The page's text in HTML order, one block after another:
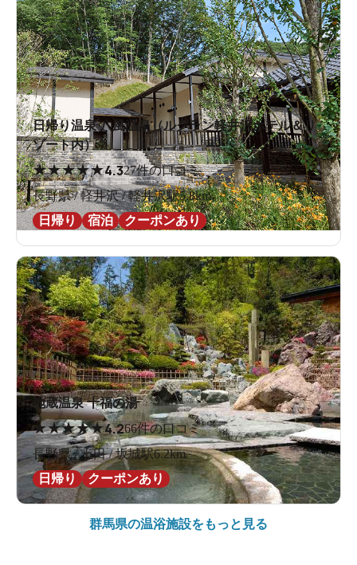
日帰り温泉 八風温泉（ルグラン軽井沢ホテル＆リ
ゾート内）
★★★★★4.327件の口コミ
長野県 / 軽井沢 / 軽井沢駅5.8km
日帰り
宿泊 クーポンあり
地蔵温泉 十福の湯
★★★★★4.266件の口コミ
長野県 / 上田 / 坂城駅6.2km
日帰り
クーポンあり
群馬県の温浴施設をもっと見る